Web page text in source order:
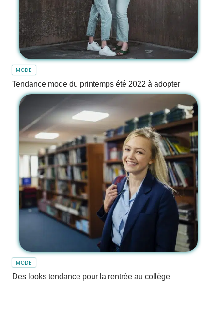
MODE
Tendance mode du printemps été 2022 à adopter
MODE
Des looks tendance pour la rentrée au collège